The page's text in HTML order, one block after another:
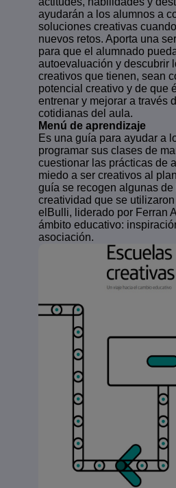
ayudarán a los alumnos a
soluciones creativas
nuevos retos. Aporta una
para que el alumnado
autoevaluación y descubrir
creativos que tienen, sean
potencial creativo y de que
entrenar y mejorar a través
cotidianas del aula.
Menú de aprendizaje
Es una guía para ayudar a
programar sus clases de
cuestionar las prácticas de
miedo a ser creativos al
guía se recogen algunas
creatividad que se
elBulli, liderado por Ferran
ámbito educativo:
asociación.